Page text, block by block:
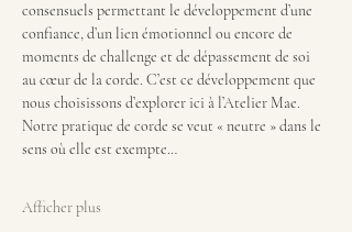
consensuels permettant le développement d’une
confiance, d’un lien émotionnel ou encore de
moments de challenge et de dépassement de soi
au cœur de la corde. C’est ce développement que
nous choisissons d’explorer ici à l’Atelier Mae.
Notre pratique de corde se veut « neutre » dans le
sens où elle est exempte…
Afficher plus